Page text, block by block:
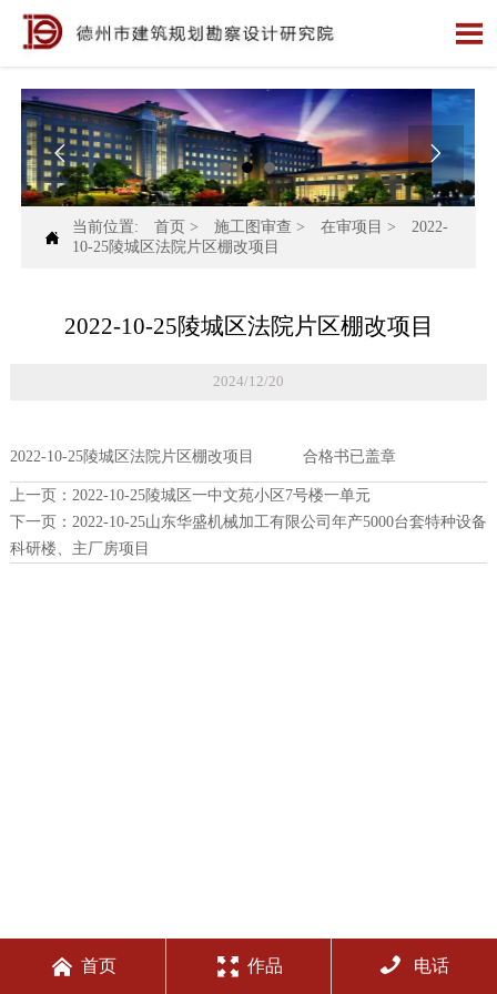

 

当前位置: 首页 > 施工图审查 > 在审项目 >
2022-
10-25陵城区法院片区棚改项目
2022-10-25陵城区法院片区棚改项目
2024/12/20
2022-10-25陵城区法院片区棚改项目 合格书已盖章
上一页： 2022-10-25陵城区一中文苑小区7号楼一单元
下一页： 2022-10-25山东华盛机械加工有限公司年产5000台套特种设备
科研楼、主厂房项目
 首页  作品  电话